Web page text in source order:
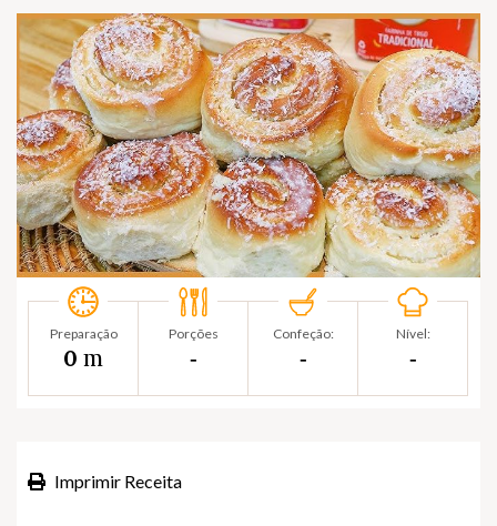
Preparação
0 m
Porções
‐
Confeção:
‐
Nível:
‐
Imprimir Receita